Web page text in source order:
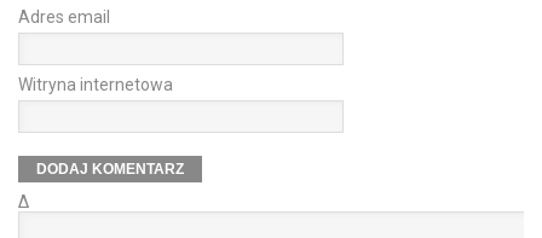
Adres email
Witryna internetowa
Δ